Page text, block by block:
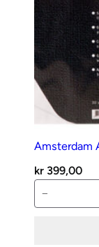
Amsterdam
kr 399,00
−